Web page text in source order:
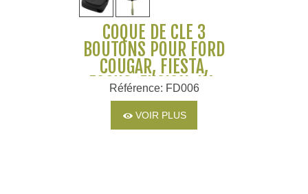
COQUE DE CLÉ 3
BOUTONS POUR FORD
COUGAR, FIESTA,
FOCUS, FUSION, KA,
MONDEO, PUMA,
TRANSIT
Référence: FD006
VOIR PLUS